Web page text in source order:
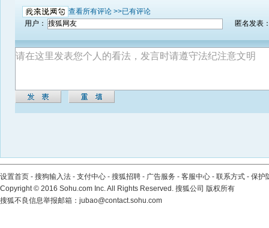
查看所有评论 >>已有评论
用户：
匿名发表
设置首页 - 搜狗输入法 - 支付中心 - 搜狐招聘 - 广告服务 - 客服中心 - 联系方式 - 保护
Copyright© 2016 Sohu.com Inc. All Rights Reserved. 搜狐公司 版权所有
搜狐不良信息举报邮箱： jubao@contact.sohu.com